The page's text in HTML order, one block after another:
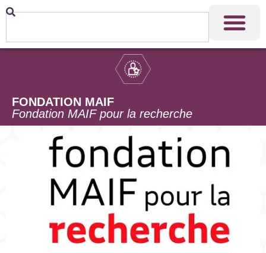
FONDATION MAIF
Fondation MAIF pour la recherche